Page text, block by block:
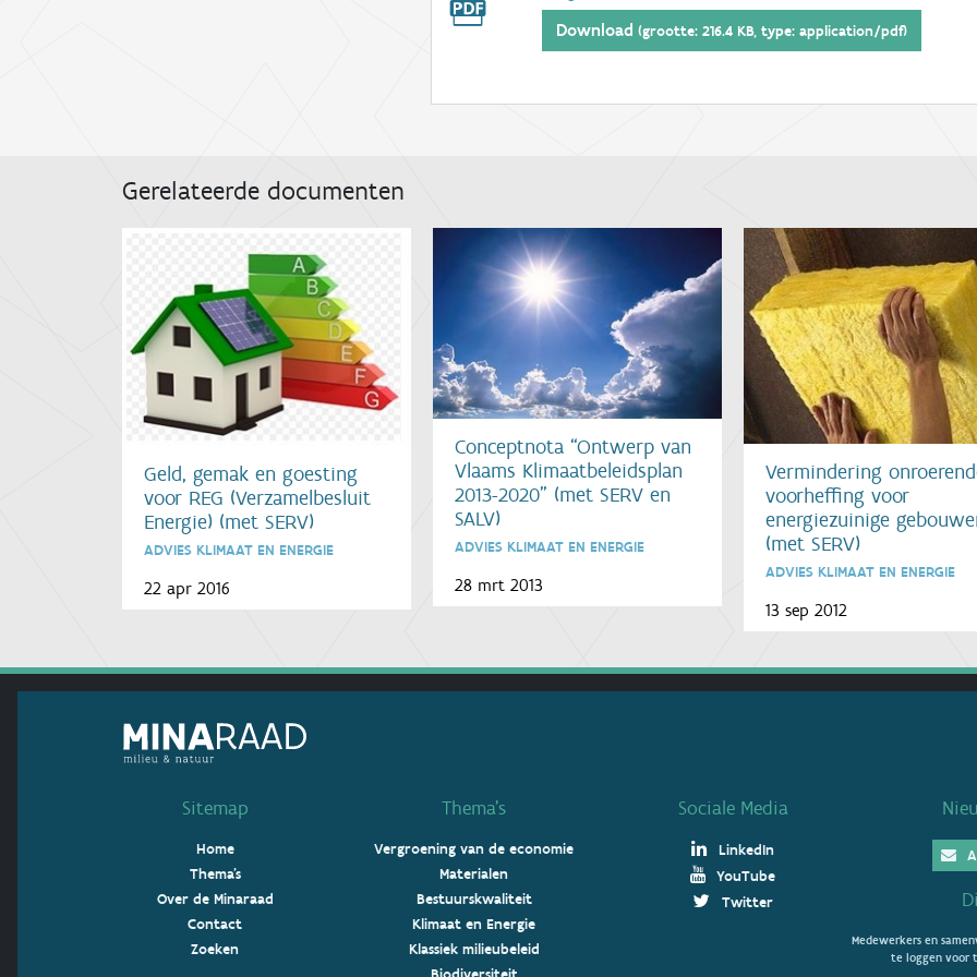
Download(grootte: 216.4 KB, type: application/pdf)
Gerelateerde documenten
Geld, gemak en goesting
voor REG (Verzamelbesluit
Energie) (met SERV)
ADVIES KLIMAAT EN ENERGIE
22 apr 2016
Conceptnota “Ontwerp van
Vlaams Klimaatbeleidsplan
2013-2020” (met SERV en
SALV)
ADVIES KLIMAAT EN ENERGIE
28 mrt 2013
Vermindering
voorheffing voor
energiezuinige
(met SERV)
ADVIES KLIMAAT EN ENERGIE
13 sep 2012
Sitemap
Home
Thema's
Over de Minaraad
Contact
Zoeken
Thema’s
Vergroening van de economie
Materialen
Bestuurskwaliteit
Klimaat en Energie
Klassiek milieubeleid
Sociale Media
LinkedIn
YouTube
Twitter
Medewerkers en
te loggen voor